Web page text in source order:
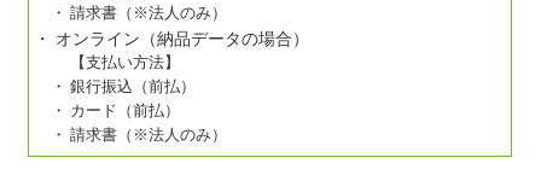
請求書（※法人のみ）
オンライン（納品データの場合）
【支払い方法】
銀行振込（前払）
カード（前払）
請求書（※法人のみ）